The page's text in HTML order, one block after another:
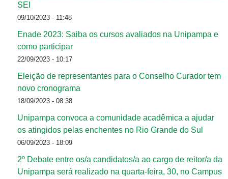
SEI
09/10/2023 - 11:48
Enade 2023: Saiba os cursos avaliados na Unipampa e
como participar
22/09/2023 - 10:17
Eleição de representantes para o Conselho Curador tem
novo cronograma
18/09/2023 - 08:38
Unipampa convoca a comunidade acadêmica a ajudar
os atingidos pelas enchentes no Rio Grande do Sul
06/09/2023 - 18:09
2º Debate entre os/a candidatos/a ao cargo de reitor/a da
Unipampa será realizado na quarta-feira, 30, no Campus